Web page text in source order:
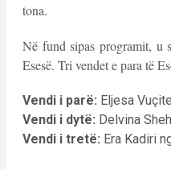
tona.
Në fund sipas programit, u
Esesë. Tri vendet e para të
Vendi i parë: Eljesa
Vendi i dytë: Delvina
Vendi i tretë: Era Kadiri